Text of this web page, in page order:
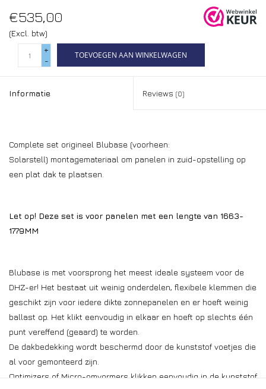
€535,00
(Excl. btw)
+
-
TOEVOEGEN AAN WINKELWAGEN
Informatie Reviews (0)
Complete set origineel Blubase (voorheen:
Solarstell) montagemateriaal om panelen in zuid-opstelling op
een plat dak te plaatsen.
Let op! Deze set is voor panelen met een lengte van 1663-
1779MM
Blubase is met voorsprong het meest ideale systeem voor de
DHZ-er! Het bestaat uit weinig onderdelen, flexibele klemmen die
geschikt zijn voor iedere dikte zonnepanelen en er hoeft weinig
ballast op. Het klikt eenvoudig in elkaar en hoeft op slechts één
punt vereffend (geaard) te worden.
De dakbedekking wordt beschermd door de kunststof voetjes die
al voor gemonteerd zijn.
Optimizers of Micro-omvormers klikken eenvoudig in de kunststof